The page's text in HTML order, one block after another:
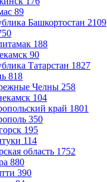
89
Башкортостан 2109
188
90
Татарстан 1827
818
Челны 258
104
край 1801
350
195
114
область 1752
880
390